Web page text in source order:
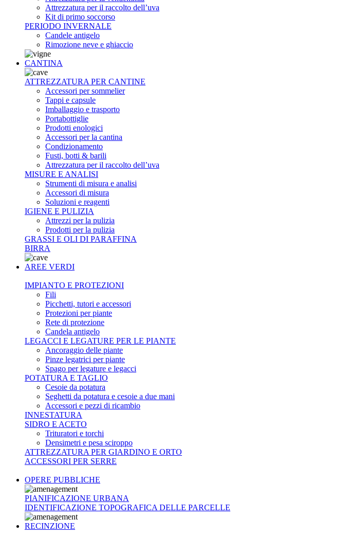
Attrezzatura per il raccolto dell’uva
Kit di primo soccorso
PERIODO INVERNALE
Candele antigelo
Rimozione neve e ghiaccio
CANTINA
ATTREZZATURA PER CANTINE
Accessori per sommelier
Tappi e capsule
Imballaggio e trasporto
Portabottiglie
Prodotti enologici
Accessori per la cantina
Condizionamento
Fusti, botti & barili
Attrezzatura per il raccolto dell’uva
MISURE E ANALISI
Strumenti di misura e analisi
Accessori di misura
Soluzioni e reagenti
IGIENE E PULIZIA
Attrezzi per la pulizia
Prodotti per la pulizia
GRASSI E OLI DI PARAFFINA
BIRRA
AREE VERDI
IMPIANTO E PROTEZIONI
Fili
Picchetti, tutori e accessori
Protezioni per piante
Rete di protezione
Candela antigelo
LEGACCI E LEGATURE PER LE PIANTE
Ancoraggio delle piante
Pinze legatrici per piante
Spago per legature e legacci
POTATURA E TAGLIO
Cesoie da potatura
Seghetti da potatura e cesoie a due mani
Accessori e pezzi di ricambio
INNESTATURA
SIDRO E ACETO
Trituratori e torchi
Densimetri e pesa sciroppo
ATTREZZATURA PER GIARDINO E ORTO
ACCESSORI PER SERRE
OPERE PUBBLICHE
PIANIFICAZIONE URBANA
IDENTIFICAZIONE TOPOGRAFICA DELLE PARCELLE
RECINZIONE